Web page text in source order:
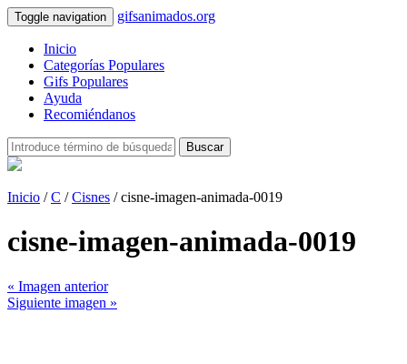
Toggle navigation gifsanimados.org
Inicio
Categorías Populares
Gifs Populares
Ayuda
Recomiéndanos
Buscar
Inicio /C /Cisnes / cisne-imagen-animada-0019
cisne-imagen-animada-0019
« Imagen anterior
Siguiente imagen »